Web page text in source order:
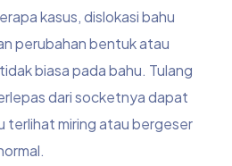
kasus, dislokasi bahu
perubahan bentuk atau
biasa pada bahu. Tulang
dari socketnya dapat
terlihat miring atau bergeser